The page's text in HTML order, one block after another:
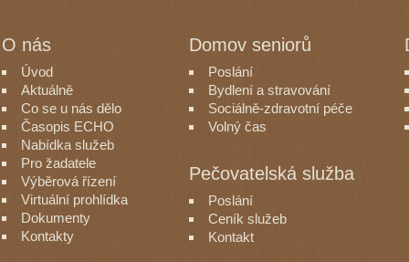
O nás
Úvod
Aktuálně
Co se u nás dělo
Časopis ECHO
Nabídka služeb
Pro žadatele
Výběrová řízení
Virtuální prohlídka
Dokumenty
Kontakty
Domov seniorů
Poslání
Bydlení a stravování
Sociálně-zdravotní péče
Volný čas
Pečovatelská služba
Poslání
Ceník služeb
Kontakt